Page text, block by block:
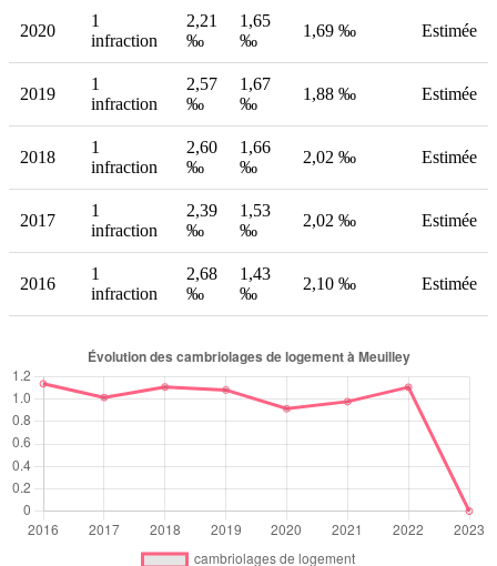
2020
1
infraction
2,21
‰
1,65
‰
1,69 ‰ Estimée
2019
1
infraction
2,57
‰
1,67
‰
1,88 ‰ Estimée
2018
1
infraction
2,60
‰
1,66
‰
2,02 ‰ Estimée
2017
1
infraction
2,39
‰
1,53
‰
2,02 ‰ Estimée
2016
1
infraction
2,68
‰
1,43
‰
2,10 ‰ Estimée